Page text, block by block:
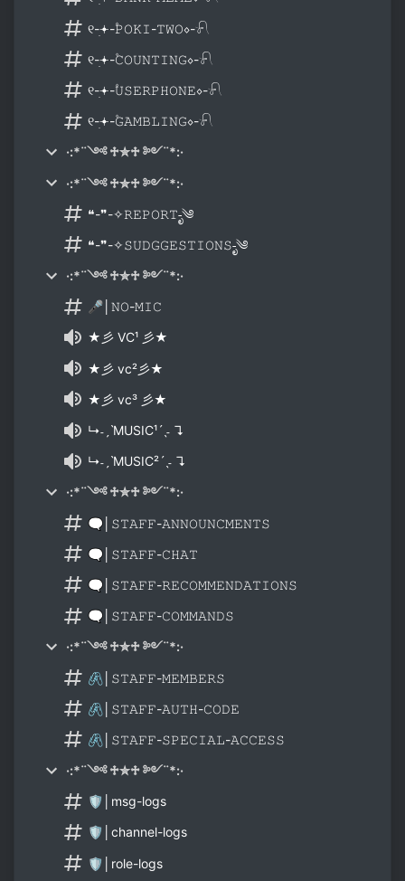
୧-ׅ𖥔-۫𝙿𝙾𝙺𝙸-𝚃𝚆𝙾⋄-𓍯
୧-ׅ𖥔-۫𝙲𝙾𝚄𝙽𝚃𝙸𝙽𝙶⋄-𓍯
୧-ׅ𖥔-۫𝚄𝚂𝙴𝚁𝙿𝙷𝙾𝙽𝙴⋄-𓍯
୧-ׅ𖥔-۫𝙶𝙰𝙼𝙱𝙻𝙸𝙽𝙶⋄-𓍯
·:*¨༺ ♱✮♱ ༻¨*:·
·:*¨༺ ♱✮♱ ༻¨*:·
❝-❞-✧𝚁𝙴𝙿𝙾𝚁𝚃-ೃ༄
❝-❞-✧𝚂𝚄𝙳𝙶𝙶𝙴𝚂𝚃𝙸𝙾𝙽𝚂-ೃ༄
·:*¨༺ ♱✮♱ ༻¨*:·
🎤│𝙽𝙾-𝙼𝙸𝙲
★彡 VC¹ 彡★
★彡 vc²彡★
★彡 vc³ 彡★
↳˗ˏˋMUSIC¹ˊˎ˗ ↴
↳˗ˏˋMUSIC²ˊˎ˗ ↴
·:*¨༺ ♱✮♱ ༻¨*:·
🗨│𝚂𝚃𝙰𝙵𝙵-𝙰𝙽𝙽𝙾𝚄𝙽𝙲𝙼𝙴𝙽𝚃𝚂
🗨│𝚂𝚃𝙰𝙵𝙵-𝙲𝙷𝙰𝚃
🗨│𝚂𝚃𝙰𝙵𝙵-𝚁𝙴𝙲𝙾𝙼𝙼𝙴𝙽𝙳𝙰𝚃𝙸𝙾𝙽𝚂
🗨│𝚂𝚃𝙰𝙵𝙵-𝙲𝙾𝙼𝙼𝙰𝙽𝙳𝚂
·:*¨༺ ♱✮♱ ༻¨*:·
🖇│𝚂𝚃𝙰𝙵𝙵-𝙼𝙴𝙼𝙱𝙴𝚁𝚂
🖇│𝚂𝚃𝙰𝙵𝙵-𝙰𝚄𝚃𝙷-𝙲𝙾𝙳𝙴
🖇│𝚂𝚃𝙰𝙵𝙵-𝚂𝙿𝙴𝙲𝙸𝙰𝙻-𝙰𝙲𝙲𝙴𝚂𝚂
·:*¨༺ ♱✮♱ ༻¨*:·
🛡│msg-logs
🛡│channel-logs
🛡│role-logs